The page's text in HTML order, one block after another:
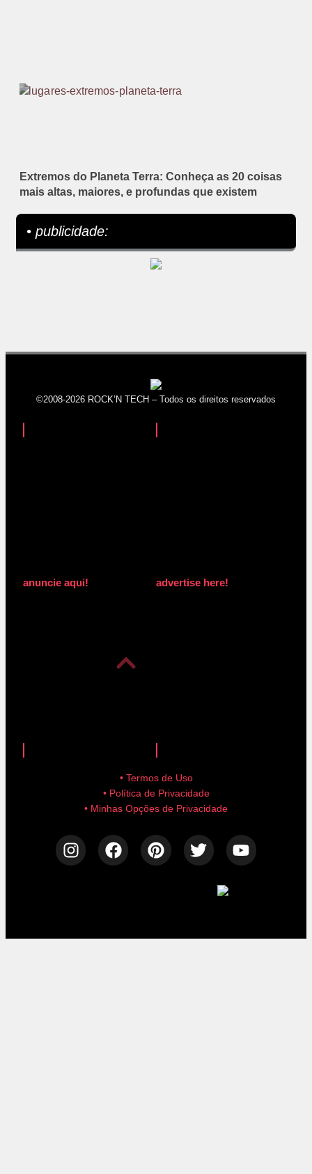
Extremos do Planeta Terra: Conheça as 20 coisas
mais altas, maiores, e profundas que existem
• publicidade:
©2008-2026 ROCK’N TECH – Todos os direitos reservados
anuncie aqui! advertise here!
• Termos de Uso
• Política de Privacidade
• Minhas Opções de Privacidade